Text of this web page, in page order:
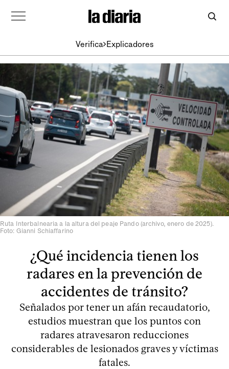
Verifica Explicadores
Ruta Interbalnearia a la altura del peaje Pando (archivo, enero de 2025).
Foto: Gianni Schiaffarino
¿Qué incidencia tienen los
radares en la prevención de
accidentes de tránsito?
Señalados por tener un afán recaudatorio,
estudios muestran que los puntos con
radares atravesaron reducciones
considerables de lesionados graves y víctimas
fatales.